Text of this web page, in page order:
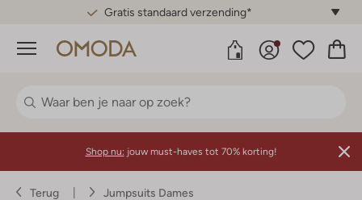
Gratis standaard verzending*
Menu
Shop nu: jouw must-haves tot 70% korting!
Terug Jumpsuits Dames